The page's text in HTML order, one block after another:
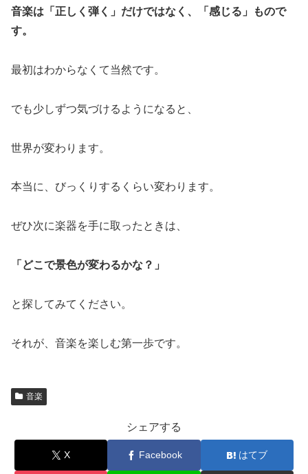
音楽は「正しく弾く」だけではなく、「感じる」もので
す。
最初はわからなくて当然です。
でも少しずつ気づけるようになると、
世界が変わります。
本当に、びっくりするくらい変わります。
ぜひ次に楽器を手に取ったときは、
「どこで景色が変わるかな？」
と探してみてください。
それが、音楽を楽しむ第一歩です。
音楽
シェアする
X Facebook はてブ